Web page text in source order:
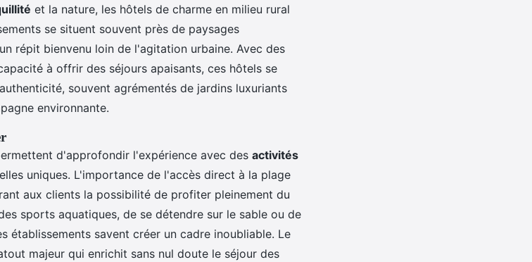
et la nature, les hôtels de charme en milieu rural
se situent souvent près de paysages
répit bienvenu loin de l'agitation urbaine. Avec des
à offrir des séjours apaisants, ces hôtels se
souvent agrémentés de jardins luxuriants
environnante.
d'approfondir l'expérience avec des activités
uniques. L'importance de l'accès direct à la plage
aux clients la possibilité de profiter pleinement du
sports aquatiques, de se détendre sur le sable ou de
établissements savent créer un cadre inoubliable. Le
majeur qui enrichit sans nul doute le séjour des